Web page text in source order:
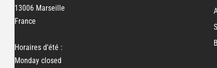
13006 Marseille
France
Horaires d'été :
Monday closed